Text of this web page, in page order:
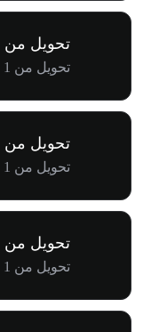
تحويل من CRWVON إلى IDR
تحويل من 1 CRWVON إلى Rp1.54M
تحويل من CRWVON إلى EUR
تحويل من 1 CRWVON إلى €74.76
تحويل من CRWVON إلى CAD
تحويل من 1 CRWVON إلى C$120.75